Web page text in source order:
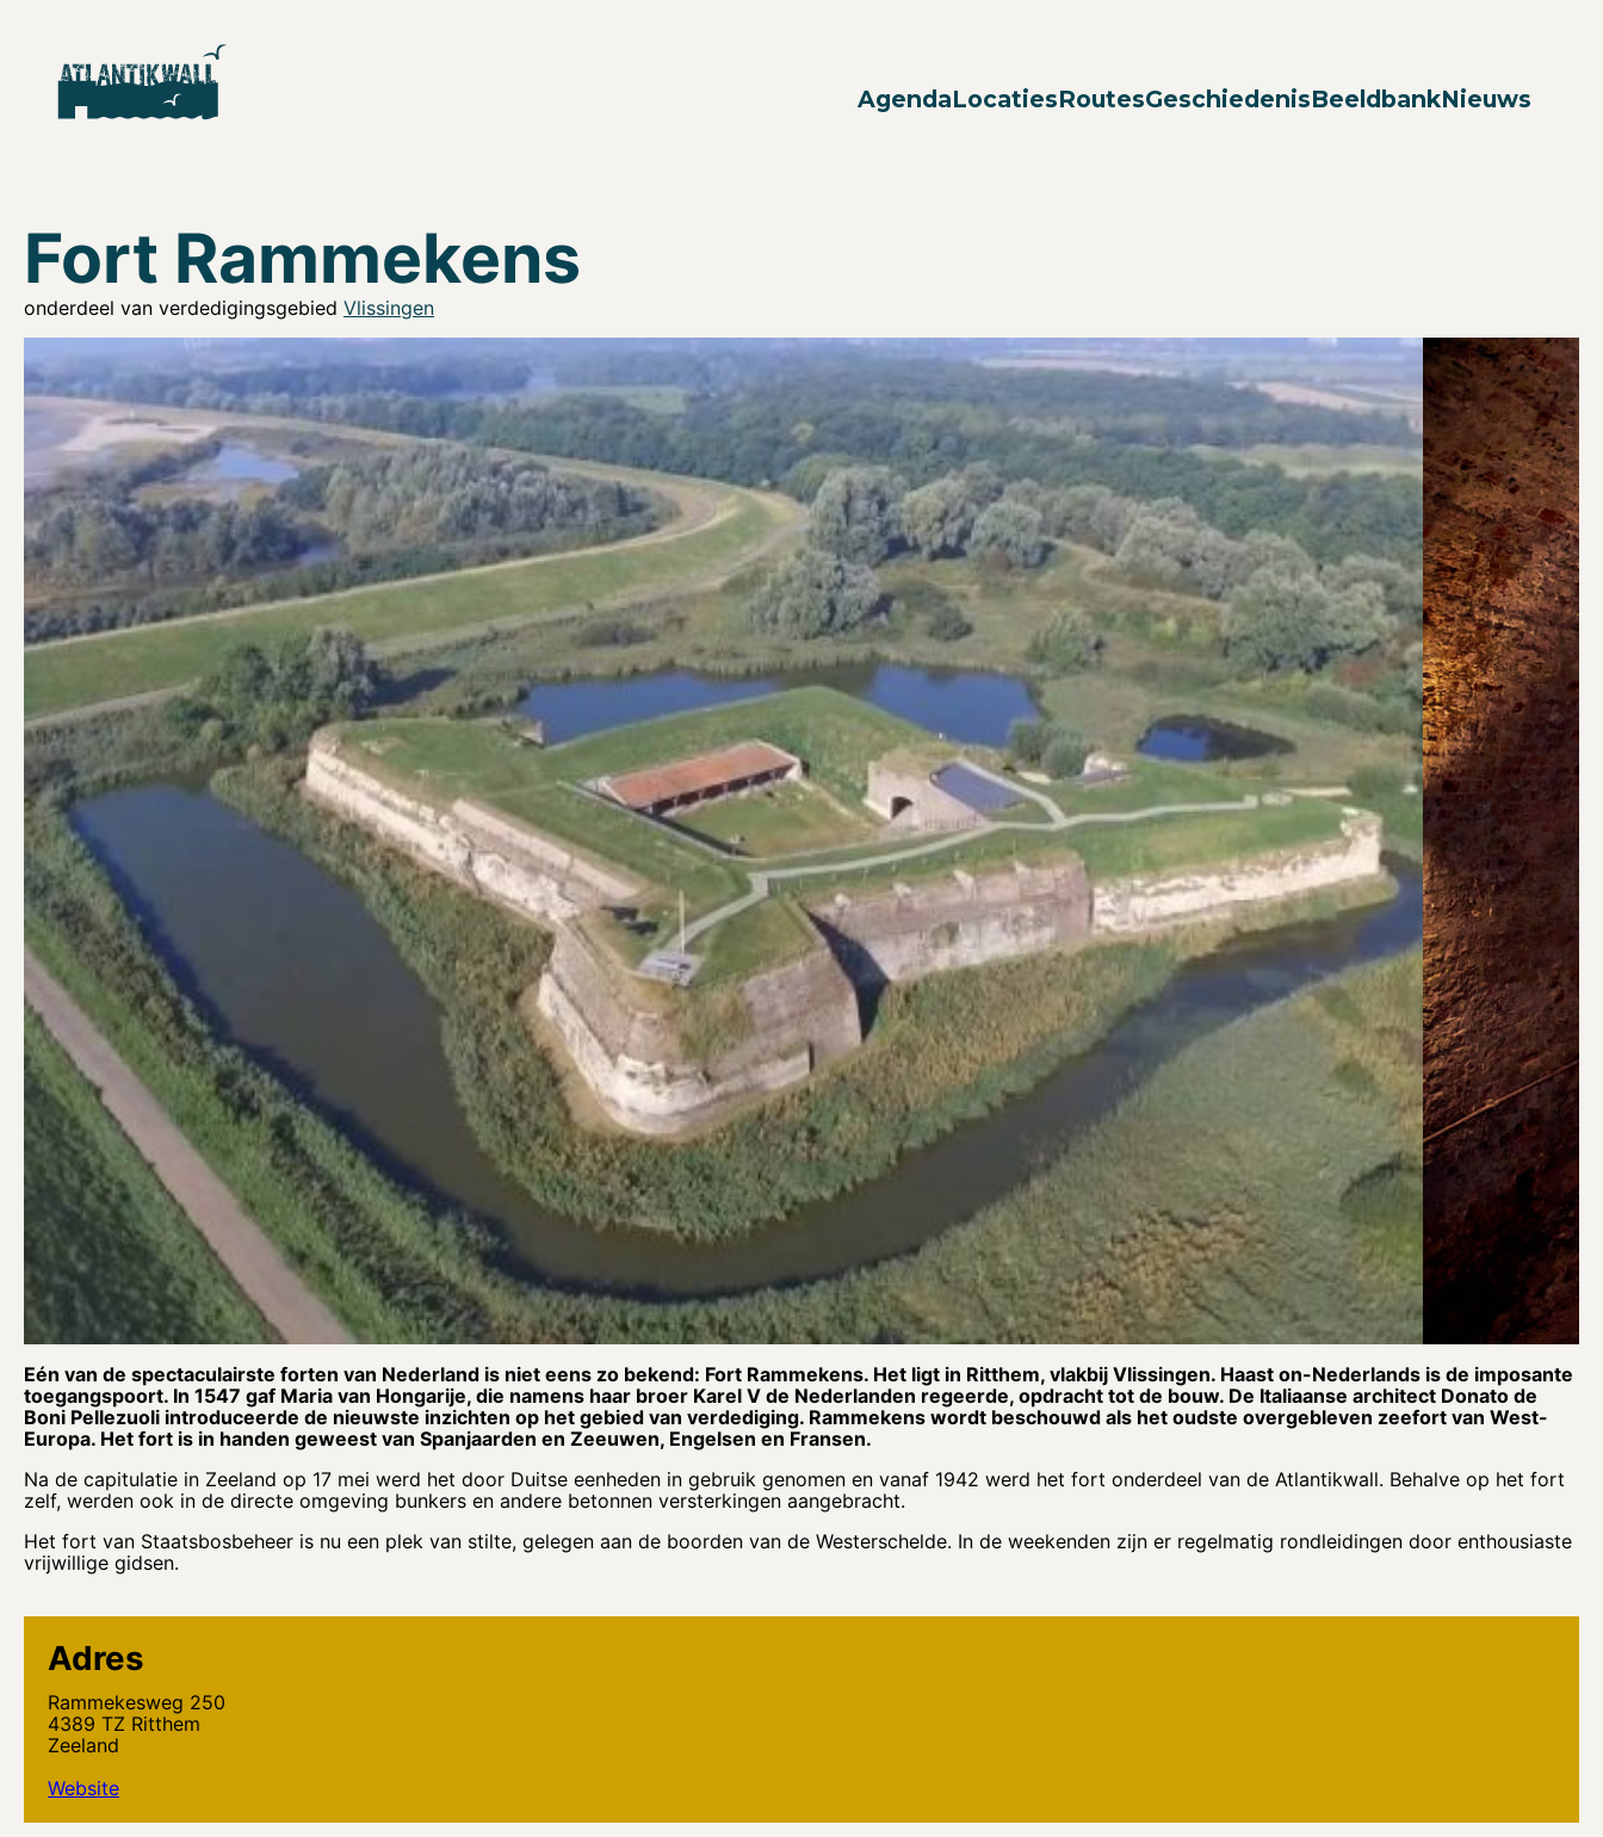
AgendaLocatiesRoutesGeschiedenisBeeldbankNieuws
Fort Rammekens
onderdeel van verdedigingsgebied Vlissingen
Eén van de spectaculairste forten van Nederland is niet eens zo bekend: Fort Rammekens. Het ligt in Ritthem, vlakbij Vlissingen. Haast on-Nederlands is de imposante
toegangspoort. In 1547 gaf Maria van Hongarije, die namens haar broer Karel V de Nederlanden regeerde, opdracht tot de bouw. De Italiaanse architect Donato de
Boni Pellezuoli introduceerde de nieuwste inzichten op het gebied van verdediging. Rammekens wordt beschouwd als het oudste overgebleven zeefort van West-
Europa. Het fort is in handen geweest van Spanjaarden en Zeeuwen, Engelsen en Fransen.
Na de capitulatie in Zeeland op 17 mei werd het door Duitse eenheden in gebruik genomen en vanaf 1942 werd het fort onderdeel van de Atlantikwall. Behalve op het fort
zelf, werden ook in de directe omgeving bunkers en andere betonnen versterkingen aangebracht.
Het fort van Staatsbosbeheer is nu een plek van stilte, gelegen aan de boorden van de Westerschelde. In de weekenden zijn er regelmatig rondleidingen door enthousiaste
vrijwillige gidsen.
Adres
Rammekesweg 250
4389 TZ Ritthem
Zeeland
Website